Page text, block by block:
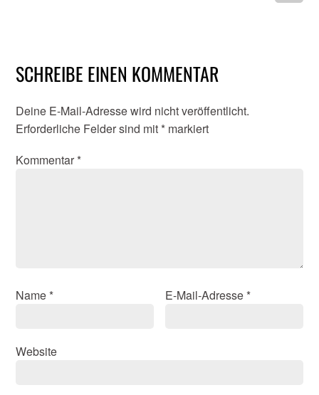
SCHREIBE EINEN KOMMENTAR
Deine E-Mail-Adresse wird nicht veröffentlicht.
Erforderliche Felder sind mit * markiert
Kommentar *
Name * E-Mail-Adresse *
Website